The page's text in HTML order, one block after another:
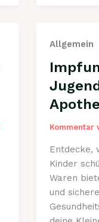
Kleinkinder
bei
Apotheke-
Waren
Allgemein
Kommentar
Entdecke,
Kinder
Waren
und